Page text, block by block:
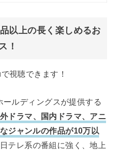
以上の長く楽しめるお
！
視聴できます！
ルディングスが提供する
ドラマ、国内ドラマ、アニ
ジャンルの作品が10万以
テレ系の番組に強く、地上